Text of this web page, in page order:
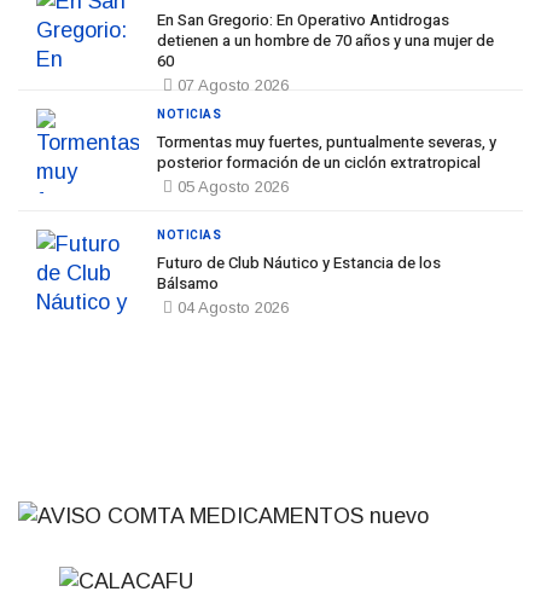
En San Gregorio: En Operativo Antidrogas
detienen a un hombre de 70 años y una mujer de
60
07 Agosto 2026
Tormentas muy fuertes, puntualmente severas, y
posterior formación de un ciclón extratropical
05 Agosto 2026
NOTICIAS
Futuro de Club Náutico y Estancia de los
Bálsamo
04 Agosto 2026
NOTICIAS